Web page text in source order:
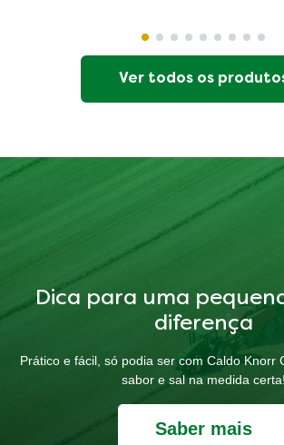
Ver todos os
Dica para uma
diferença
Prático e fácil, só podia ser com Caldo Knorr
sabor e sal na medida certa!
Saber mais